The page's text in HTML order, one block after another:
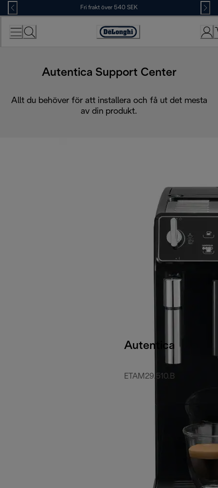
Skip
to
Content
Fri frakt över 540 SEK
Accessibility
Autentica Support Center
Allt du behöver för att installera och få ut det mesta
av din produkt.
Autentica
ETAM29.510.B